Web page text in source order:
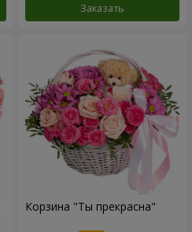
Заказать
Корзина "Ты прекрасна"